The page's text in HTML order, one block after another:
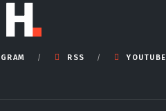
RSS YOUTUBE